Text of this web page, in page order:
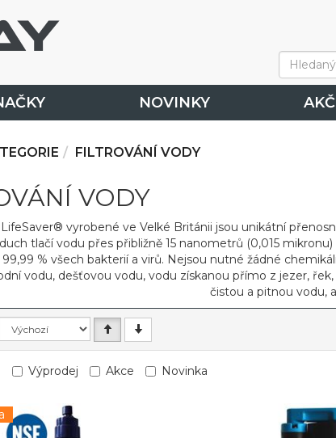
NOVINKY
FILTROVÁNÍ VODY
VODY
vyrobené ve Velké Británii jsou unikátní
tlačí vodu přes přibližně 15 nanometrů (0,015
% všech bakterií a virů. Nejsou nutné žádné
vodu, dešťovou vodu, vodu získanou přímo z jezer,
čistou a pitnou vodu,
Výprodej Akce Novinka